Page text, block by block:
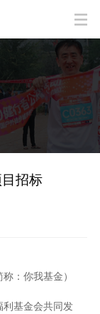
招标
：你我基金）
利基金会共同发